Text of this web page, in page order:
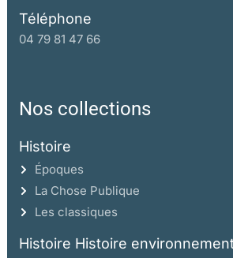
Téléphone
04 79 81 47 66
Nos collections
Histoire
Époques
La Chose Publique
Les classiques
Histoire Histoire